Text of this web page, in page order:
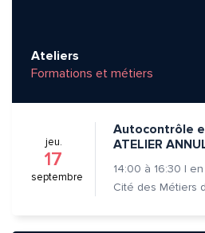
Ateliers
Formations et métiers
jeu.
17
septembre
Autocontrôle
ATELIER
14:00 à 16:30 |